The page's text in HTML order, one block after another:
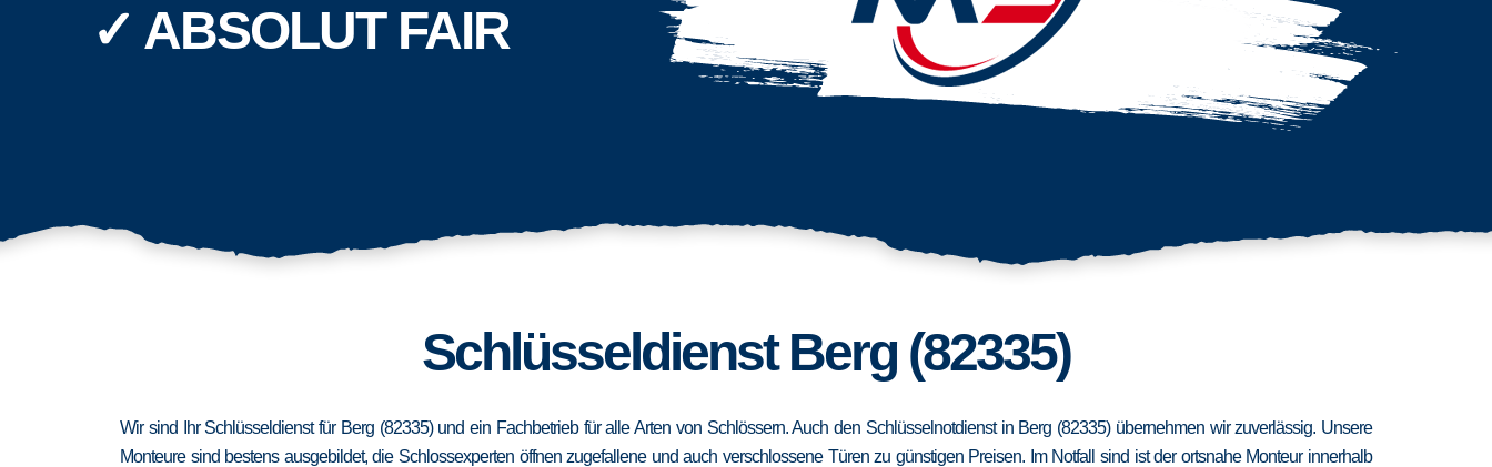
✓ ABSOLUT FAIR
Schlüsseldienst Berg (82335)
Wir sind Ihr Schlüsseldienst für Berg (82335) und ein Fachbetrieb für alle Arten von Schlössern. Auch den Schlüsselnotdienst in Berg (82335) übernehmen wir zuverlässig. Unsere
Monteure sind bestens ausgebildet, die Schlossexperten öffnen zugefallene und auch verschlossene Türen zu günstigen Preisen. Im Notfall sind ist der ortsnahe Monteur innerhalb